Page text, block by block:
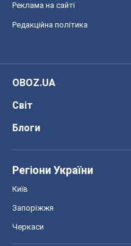
Реклама на сайті
Редакційна політика
OBOZ.UA
Світ
Блоги
Регіони України
Київ
Запоріжжя
Черкаси